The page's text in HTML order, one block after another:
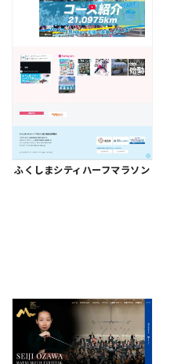
ふくしまシティハーフマラソン